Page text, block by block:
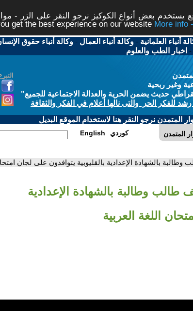
يستخدم بعض أنواع الكوكيز نرجو النقر على الزر -
get the best experience on our website
أنباء العلمانية -وكالة أنباء العمال -وكالة أنباء حقوق
- اخبار الطب والعلوم
وغير ربحية
حديث يضمن الحرية والعدالة الاجتماعية للجميع"
للفكر الحر والتى نالها أعلام في الفكر والثقافة
المتمدن نرجو النقر هنا لاستخدام الموقع البديل
المتمدن English كوردي
من 120 ألف طالب وطالبة بالشهادة الإعدادية
اللغة العربية